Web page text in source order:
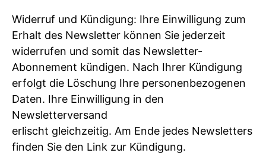
Widerruf und Kündigung: Ihre Einwilligung zum
Erhalt des Newsletter können Sie jederzeit
widerrufen und somit das Newsletter-
Abonnement kündigen. Nach Ihrer Kündigung
erfolgt die Löschung Ihre personenbezogenen
Daten. Ihre Einwilligung in den
Newsletterversand
erlischt gleichzeitig. Am Ende jedes Newsletters
finden Sie den Link zur Kündigung.